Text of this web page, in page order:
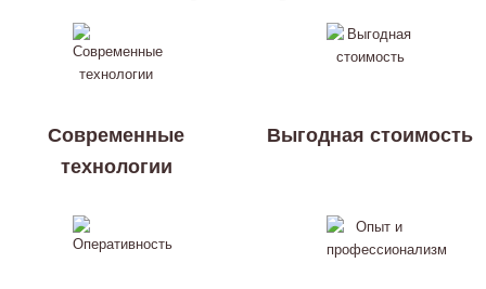
Современные
технологии
Выгодная стоимость